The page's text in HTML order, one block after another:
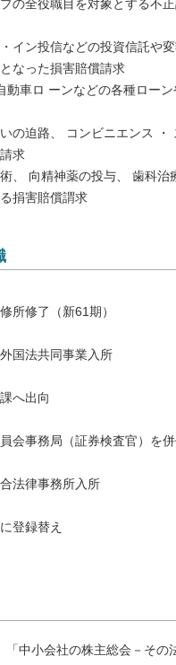
の全役職目を対象とする不
イン投信などの投資信託や
なった損害賠償請求
動車ロ ーンなどの各種ロー
の迫路、 コンビニエンス
求
、 向精神薬の投与、 歯科
捐害賠償謂求
所修了（新61期）
国法共同事業入所
へ出向
会事務局（証券検査官）を
法律事務所入所
登録替え
「中小会社の株主総会－そ